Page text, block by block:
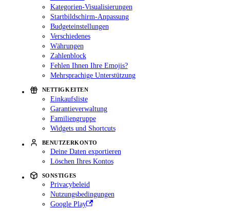
Kategorien-Visualisierungen
Startbildschirm-Anpassung
Budgeteinstellungen
Verschiedenes
Währungen
Zahlenblock
Fehlen Ihnen Ihre Emojis?
Mehrsprachige Unterstützung
NETTIGKEITEN
Einkaufsliste
Garantieverwaltung
Familiengruppe
Widgets und Shortcuts
BENUTZERKONTO
Deine Daten exportieren
Löschen Ihres Kontos
SONSTIGES
Privacybeleid
Nutzungsbedingungen
Google Play